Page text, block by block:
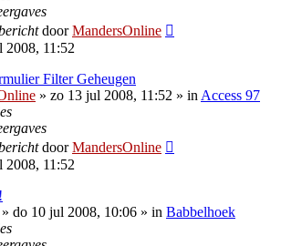
doorMandersOnline
2008, 11:52
Filter Geheugen
» zo 13 jul 2008, 11:52 » in Access 97
doorMandersOnline
2008, 11:52
» do 10 jul 2008, 10:06 » in Babbelhoek